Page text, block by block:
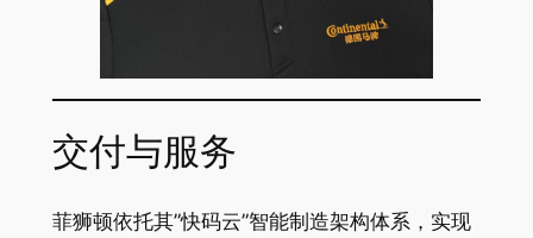
交付与服务
菲狮顿依托其”快码云”智能制造架构体系，实现